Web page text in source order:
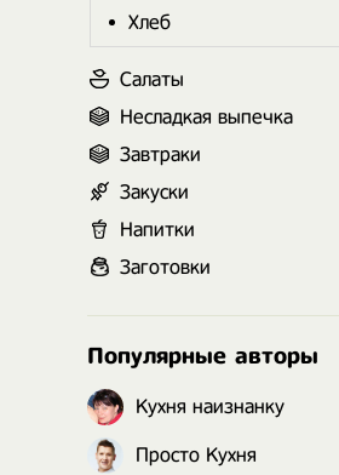
Хлеб
Салаты
Несладкая выпечка
Завтраки
Закуски
Напитки
Заготовки
Популярные авторы
Кухня наизнанку
Просто Кухня